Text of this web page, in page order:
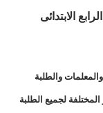
الابتدائى
والطلبة
لجميع الطلبة